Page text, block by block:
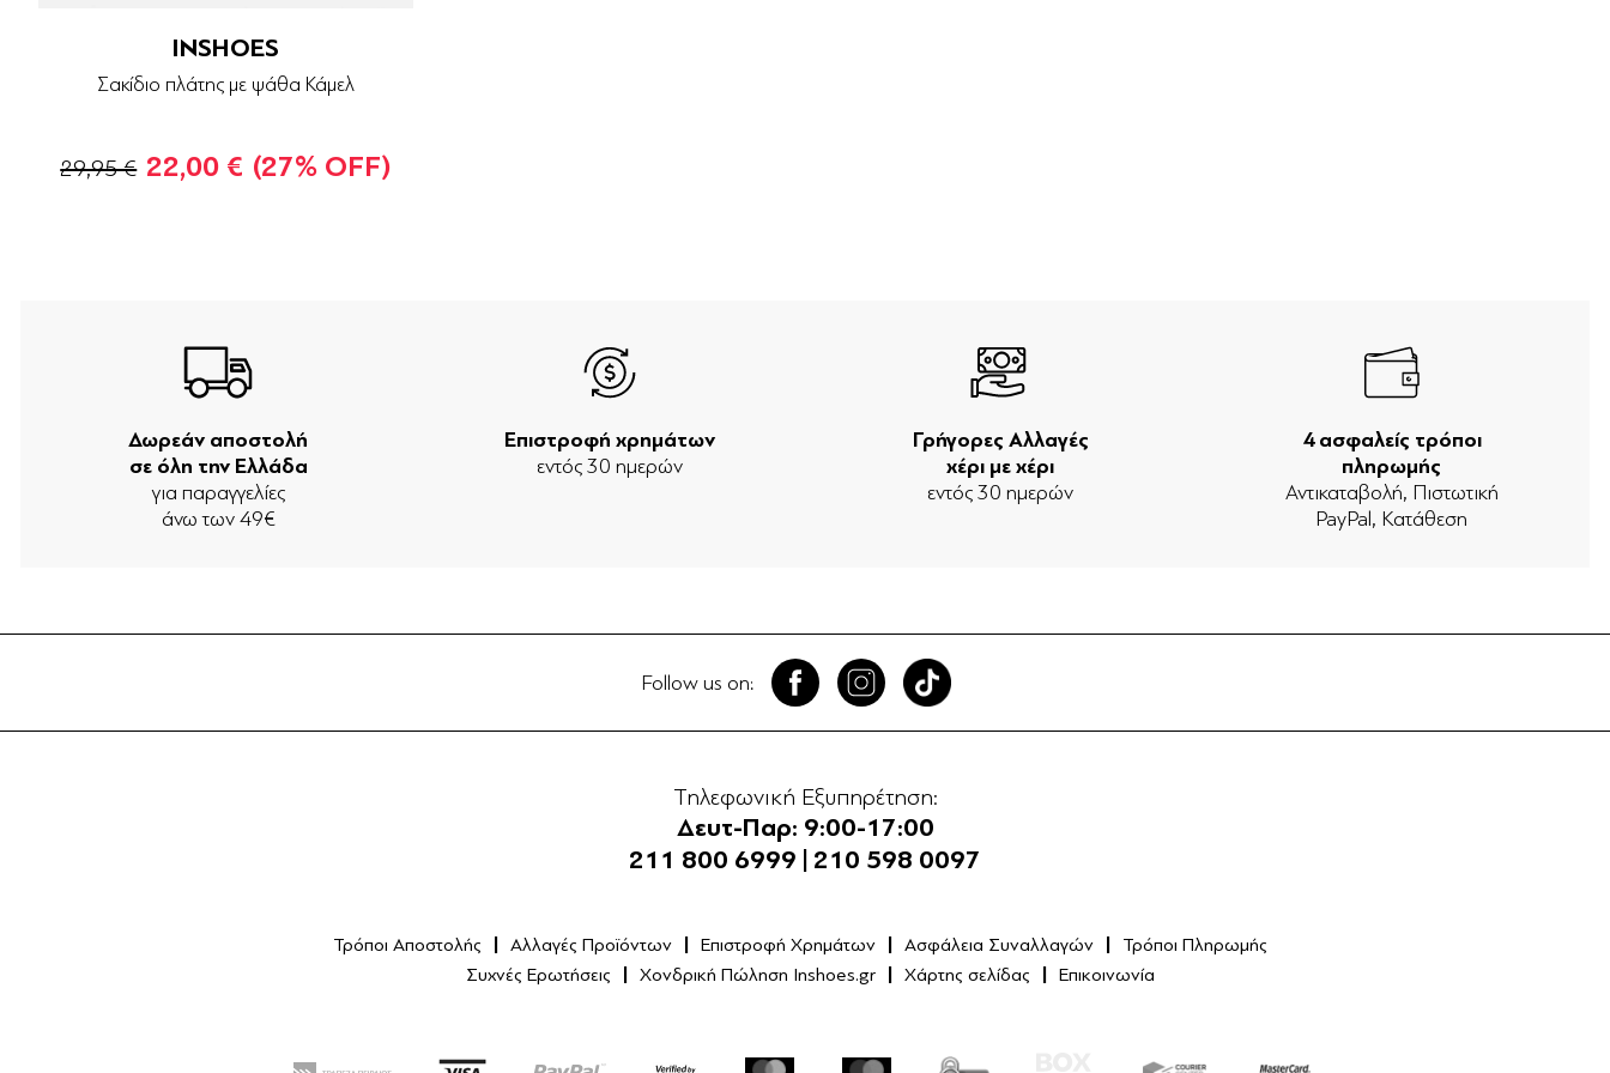
INSHOES
Σακίδιο πλάτης με ψάθα Κάμελ
29,95 € 22,00 € (27% OFF)
Δωρεάν αποστολή
σε όλη την Ελλάδα
για παραγγελίες
άνω των 49€
Επιστροφή χρημάτων
εντός 30 ημερών
Γρήγορες Αλλαγές
χέρι με χέρι
εντός 30 ημερών
4 ασφαλείς τρόποι
πληρωμής
Αντικαταβολή, Πιστωτική
PayPal, Κατάθεση
Follow us on:
Τηλεφωνική Εξυπηρέτηση:
Δευτ-Παρ: 9:00-17:00
211 800 6999 | 210 598 0097
Τρόποι Αποστολής Αλλαγές Προϊόντων Επιστροφή Χρημάτων Ασφάλεια Συναλλαγών
Τρόποι Πληρωμής
Συχνές Ερωτήσεις
Χονδρική Πώληση Inshoes.gr Χάρτης σελίδας Επικοινωνία